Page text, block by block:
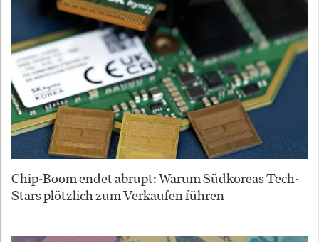
Chip-Boom endet abrupt: Warum Südkoreas Tech-
Stars plötzlich zum Verkaufen führen